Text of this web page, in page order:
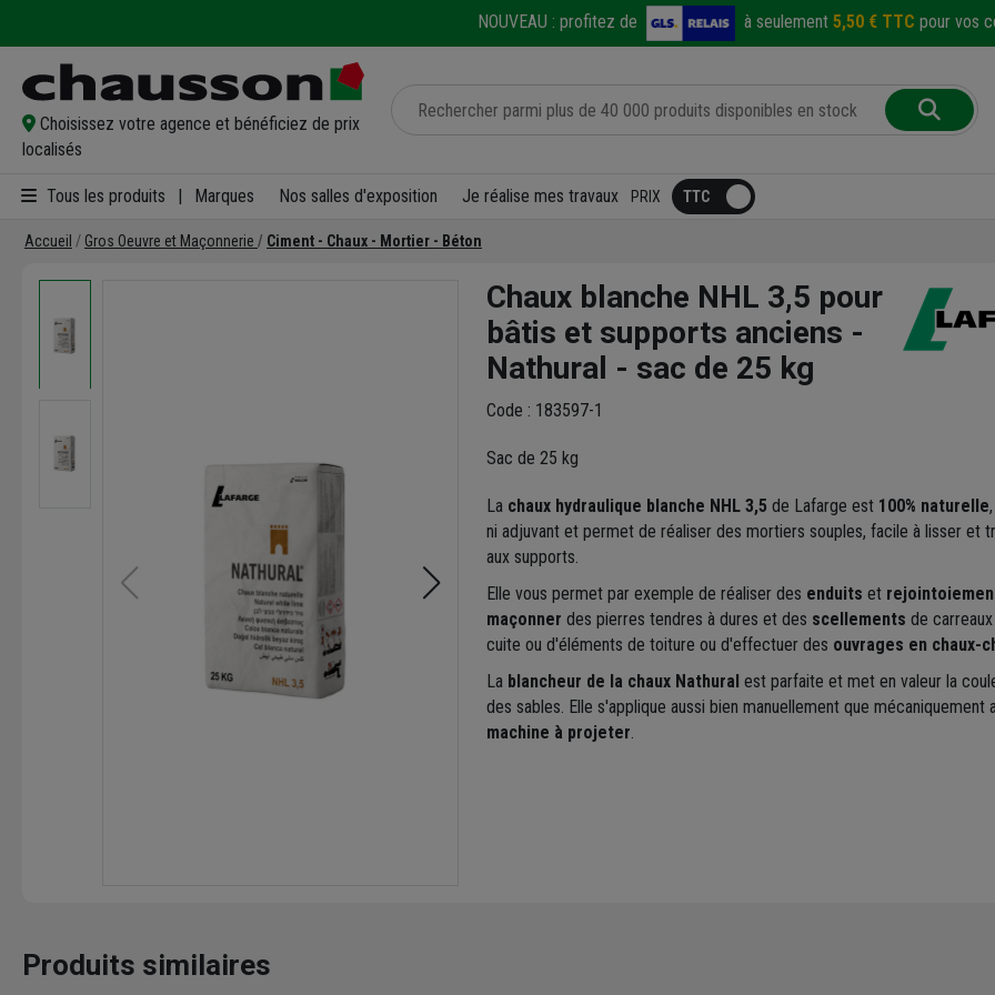
NOUVEAU : profitez de à seulement 5,50 € TTC pour vos
Choisissez votre agence et bénéficiez de prix
localisés
Tous les produits Marques Nos salles d'exposition Je réalise mes travaux PRIX
Accueil Gros Oeuvre et Maçonnerie Ciment - Chaux - Mortier - Béton
Chaux blanche NHL 3,5 pour
bâtis et supports anciens -
Nathural - sac de 25 kg
Code : 183597-1
Sac de 25 kg
La chaux hydraulique blanche NHL 3,5 de Lafarge est 100% naturelle
ni adjuvant et permet de réaliser des mortiers souples, facile à lisser et
aux supports.
Elle vous permet par exemple de réaliser des enduits et
maçonner des pierres tendres à dures et des scellements de
cuite ou d'éléments de toiture ou d'effectuer des ouvrages en chaux-
La blancheur de la chaux Nathural est parfaite et met en valeur la
des sables. Elle s'applique aussi bien manuellement que mécaniquement
machine à projeter
Produits similaires